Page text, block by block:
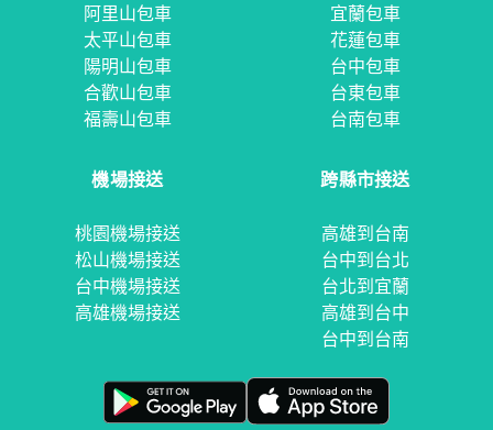
阿里山包車
太平山包車
陽明山包車
合歡山包車
福壽山包車
宜蘭包車
花蓮包車
台中包車
台東包車
台南包車
機場接送
桃園機場接送
松山機場接送
台中機場接送
高雄機場接送
跨縣市接送
高雄到台南
台中到台北
台北到宜蘭
高雄到台中
台中到台南